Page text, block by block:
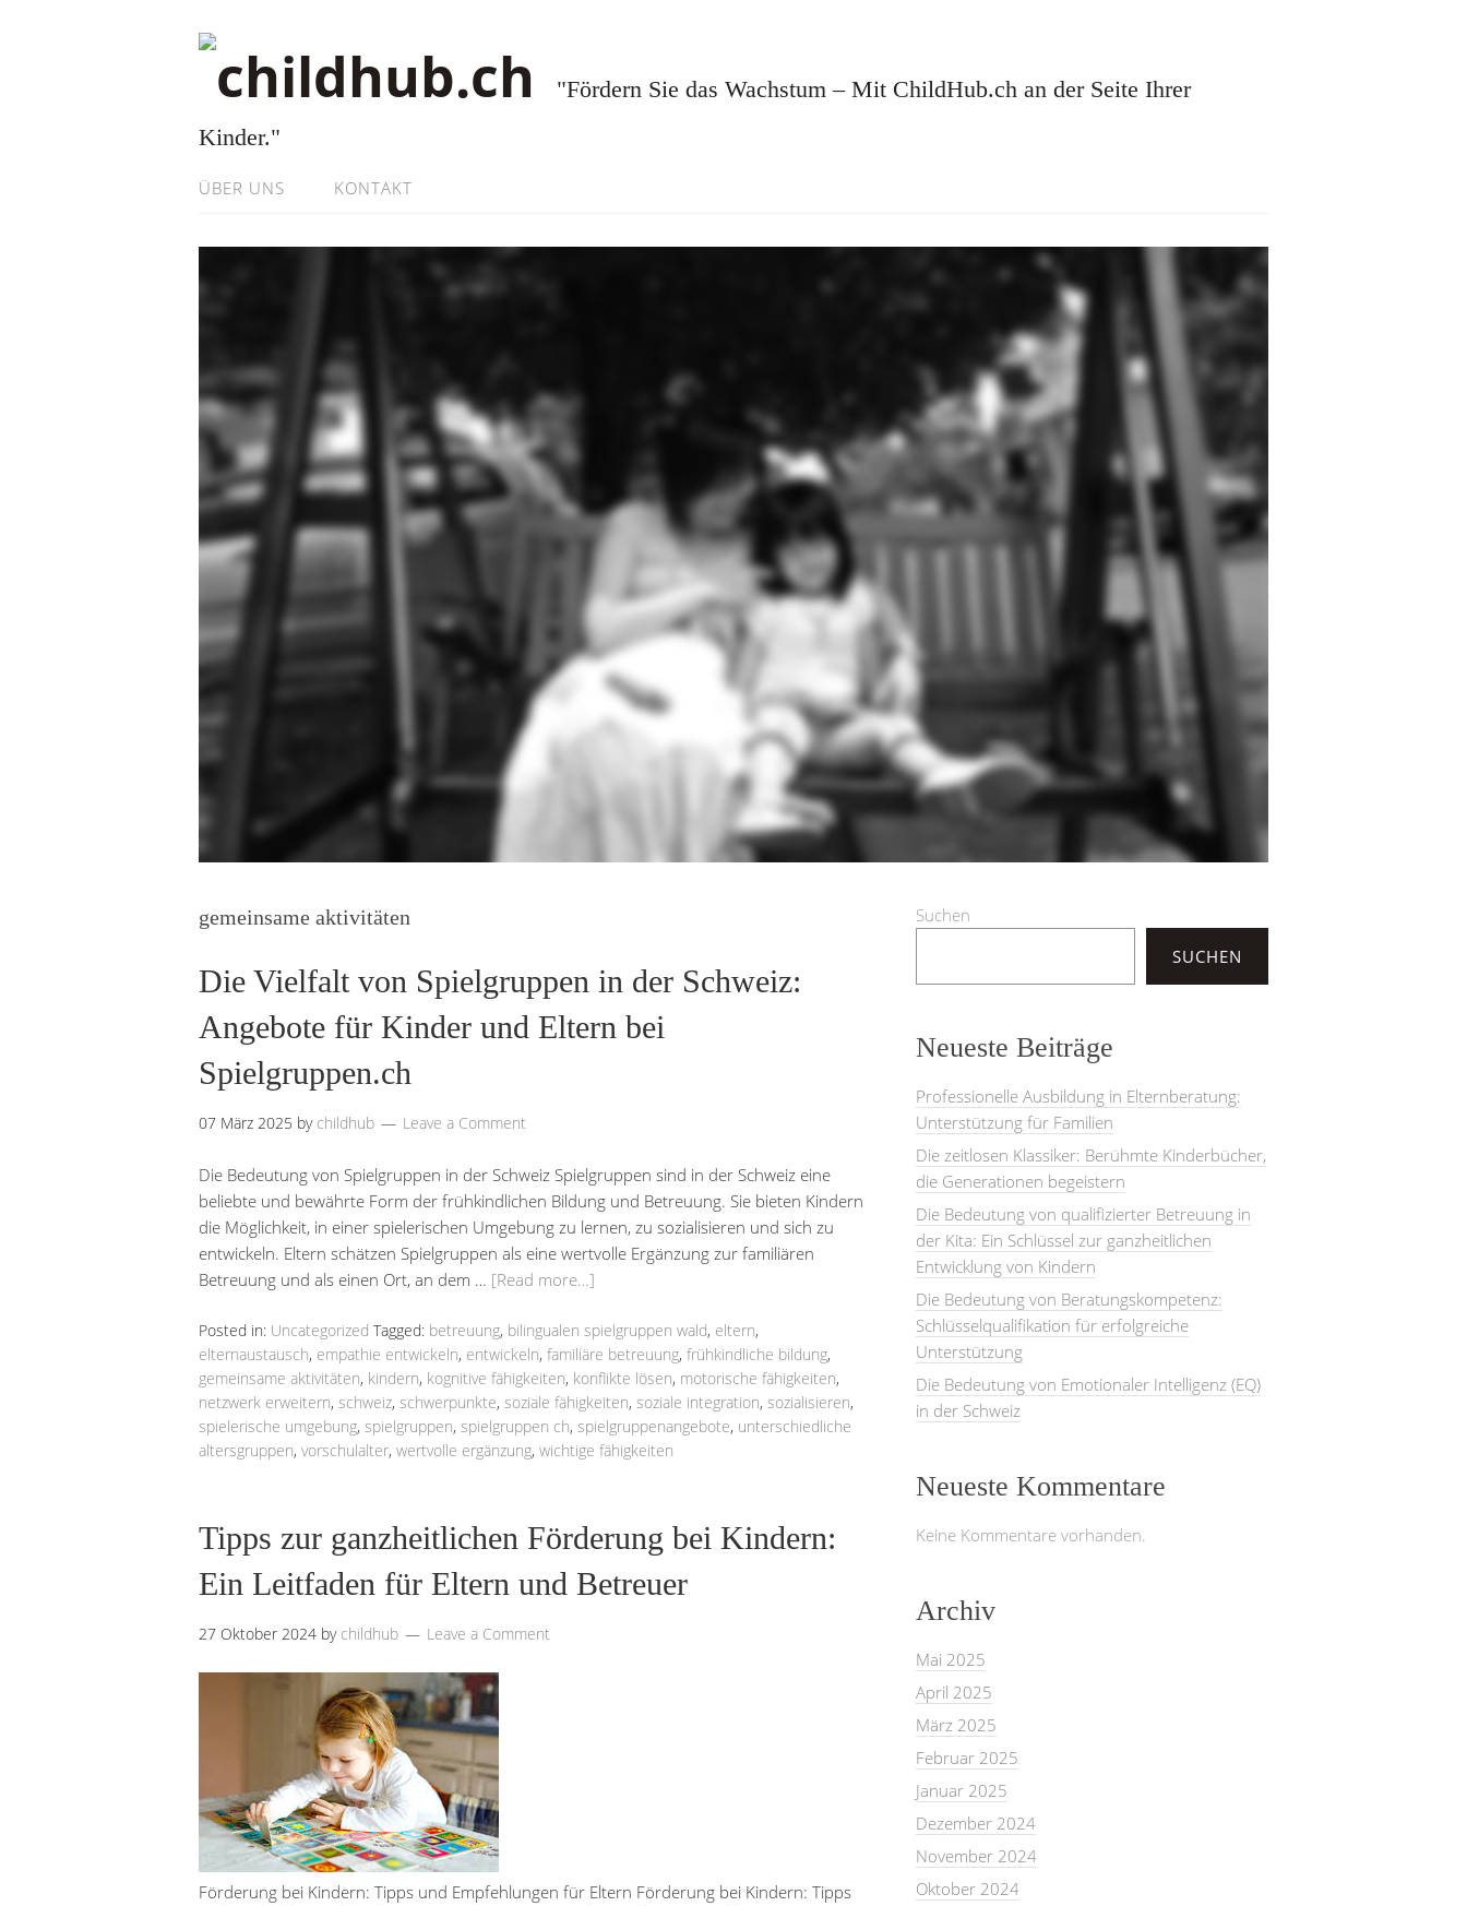
"Fördern Sie das Wachstum – Mit ChildHub.ch an der Seite Ihrer
Kinder."
ÜBER UNS KONTAKT
gemeinsame aktivitäten
Die Vielfalt von Spielgruppen in der Schweiz:
Angebote für Kinder und Eltern bei
Spielgruppen.ch
07 März 2025 by childhub Leave a Comment
Die Bedeutung von Spielgruppen in der Schweiz Spielgruppen sind in der Schweiz eine
beliebte und bewährte Form der frühkindlichen Bildung und Betreuung. Sie bieten Kindern
die Möglichkeit, in einer spielerischen Umgebung zu lernen, zu sozialisieren und sich zu
entwickeln. Eltern schätzen Spielgruppen als eine wertvolle Ergänzung zur familiären
Betreuung und als einen Ort, an dem … [Read more…]
Posted in: Uncategorized Tagged: betreuung, bilingualen spielgruppen wald, eltern,
elternaustausch, empathie entwickeln, entwickeln, familiäre betreuung, frühkindliche bildung,
gemeinsame aktivitäten, kindern, kognitive fähigkeiten, konflikte lösen, motorische fähigkeiten,
netzwerk erweitern, schweiz, schwerpunkte, soziale fähigkeiten, soziale integration, sozialisieren,
spielerische umgebung, spielgruppen, spielgruppen ch, spielgruppenangebote, unterschiedliche
altersgruppen, vorschulalter, wertvolle ergänzung, wichtige fähigkeiten
Tipps zur ganzheitlichen Förderung bei Kindern:
Ein Leitfaden für Eltern und Betreuer
27 Oktober 2024 by childhub Leave a Comment
Förderung bei Kindern: Tipps und Empfehlungen für Eltern Förderung bei Kindern: Tipps
Suchen
SUCHEN
Neueste Beiträge
Professionelle Ausbildung in Elternberatung:
Unterstützung für Familien
Die zeitlosen Klassiker: Berühmte Kinderbücher,
die Generationen begeistern
Die Bedeutung von qualifizierter Betreuung in
der Kita: Ein Schlüssel zur ganzheitlichen
Entwicklung von Kindern
Die Bedeutung von Beratungskompetenz:
Schlüsselqualifikation für erfolgreiche
Unterstützung
Die Bedeutung von Emotionaler Intelligenz (EQ)
in der Schweiz
Neueste Kommentare
Keine Kommentare vorhanden.
Archiv
Mai 2025
April 2025
März 2025
Februar 2025
Januar 2025
Dezember 2024
November 2024
Oktober 2024